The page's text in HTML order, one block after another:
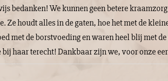
bedanken! We kunnen geen betere
Ze houdt alles in de gaten, hoe het met de
met de borstvoeding en waren heel blij met
haar terecht! Dankbaar zijn we, voor onze